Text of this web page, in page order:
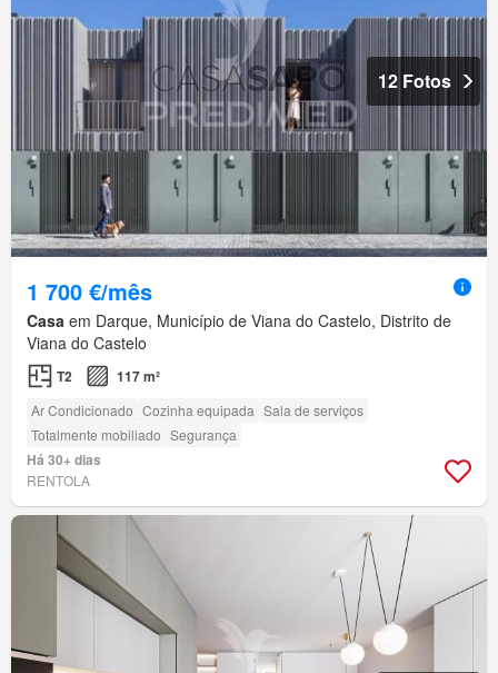
12 Fotos
1 700 €/mês
Casa em Darque, Município de Viana do Castelo, Distrito de
Viana do Castelo
T2 117 m²
Ar Condicionado Cozinha equipada Sala de serviços
Totalmente mobiliado Segurança
Há 30+ dias
RENTOLA